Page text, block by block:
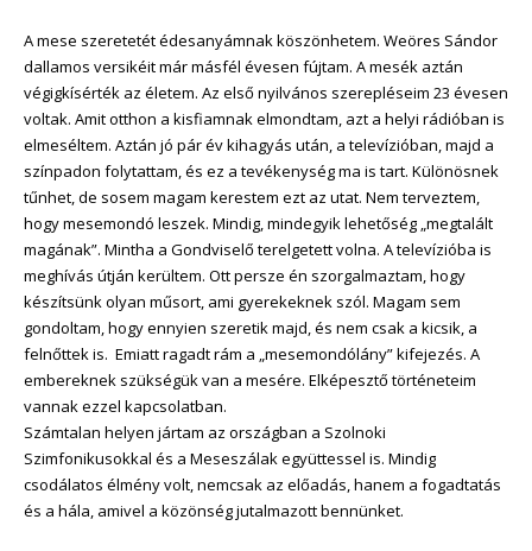
A mese szeretetét édesanyámnakköszönhetem. Weöres Sándor
dallamos versikéit már másfél évesen fújtam. A mesék aztán
végigkísérték az életem. Az első nyilvános szerepléseim 23 évesen
voltak. Amit otthon a kisfiamnak elmondtam, azt a helyi rádióban is
elmeséltem. Aztán jó pár év kihagyás után, a televízióban, majd a
színpadon folytattam, és ez a tevékenység ma is tart. Különösnek
tűnhet, de sosem magam kerestem ezt az utat. Nem terveztem,
hogy mesemondó leszek. Mindig, mindegyik lehetőség „megtalált
magának”. Mintha a Gondviselő terelgetett volna. A televízióba is
meghívás útján kerültem. Ott persze én szorgalmaztam, hogy
készítsünk olyan műsort, ami gyerekeknek szól. Magam sem
gondoltam, hogy ennyien szeretik majd, és nem csak a kicsik, a
felnőttek is. Emiatt ragadt rám a „mesemondólány” kifejezés. A
embereknek szükségük van a mesére. Elképesztő történeteim
vannak ezzel kapcsolatban.
Számtalan helyen jártam az országban a Szolnoki
Szimfonikusokkal és a Meseszálak együttessel is. Mindig
csodálatos élmény volt, nemcsak az előadás, hanem a fogadtatás
és a hála, amivel a közönség jutalmazott bennünket.